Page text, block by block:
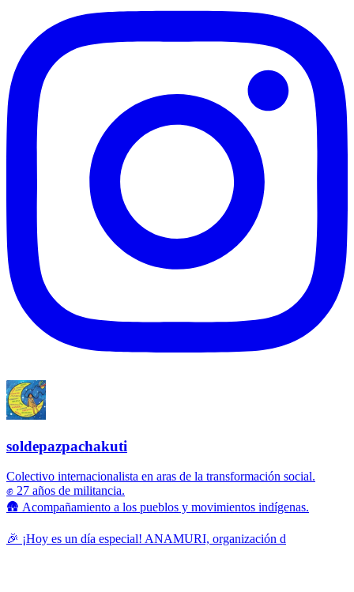
soldepazpachakuti
Colectivo internacionalista en aras de la transformación social.
✊ 27 años de militancia.
🛖 Acompañamiento a los pueblos y movimientos indígenas.
🎉 ¡Hoy es un día especial! ANAMURI, organización d